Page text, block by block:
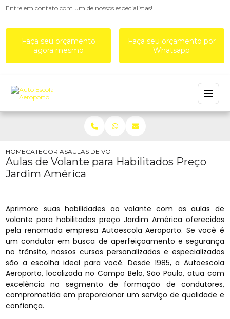
Entre em contato com um de nossos especialistas!
Faça seu orçamento
agora mesmo
Faça seu orçamento por
Whatsapp
HOMECATEGORIASAULAS DE VOLANTE PARA HABILITADOS PREÇO
Aulas de Volante para Habilitados Preço
Jardim América
Aprimore suas habilidades ao volante com as aulas de
volante para habilitados preço Jardim América oferecidas
pela renomada empresa Autoescola Aeroporto. Se você é
um condutor em busca de aperfeiçoamento e segurança
no trânsito, nossos cursos personalizados e especializados
são a escolha ideal para você. Desde 1985, a Autoescola
Aeroporto, localizada no Campo Belo, São Paulo, atua com
excelência no segmento de formação de condutores,
comprometida em proporcionar um serviço de qualidade e
confiança.